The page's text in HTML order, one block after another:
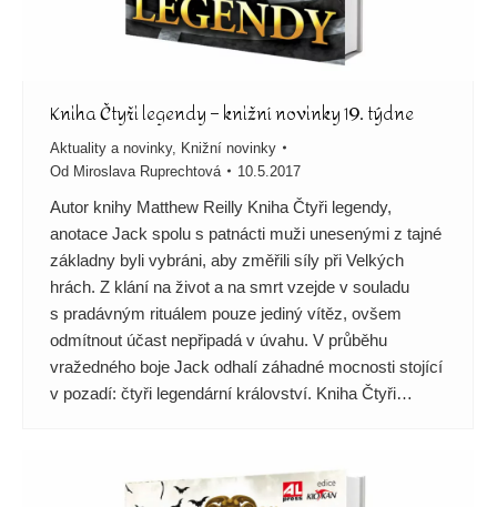
Kniha Čtyři legendy – knižní novinky 19. týdne
Aktuality a novinky, Knižní novinky
Od Miroslava Ruprechtová 10.5.2017
Autor knihy Matthew Reilly Kniha Čtyři legendy,
anotace Jack spolu s patnácti muži unesenými z tajné
základny byli vybráni, aby změřili síly při Velkých
hrách. Z klání na život a na smrt vzejde v souladu
s pradávným rituálem pouze jediný vítěz, ovšem
odmítnout účast nepřipadá v úvahu. V průběhu
vražedného boje Jack odhalí záhadné mocnosti stojící
v pozadí: čtyři legendární království. Kniha Čtyři…